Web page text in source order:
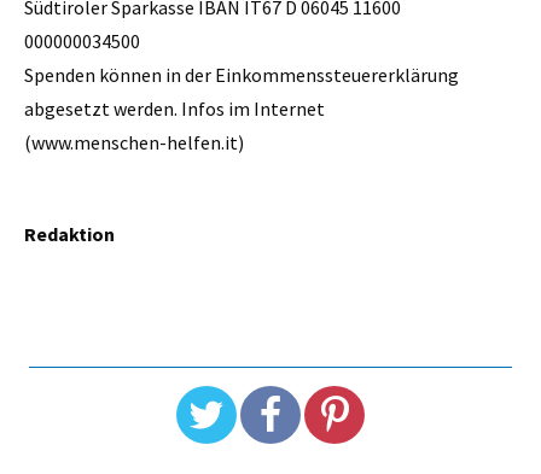
Südtiroler Sparkasse IBAN IT67 D 06045 11600
000000034500
Spenden können in der Einkommenssteuererklärung
abgesetzt werden. Infos im Internet
(www.menschen-helfen.it)
Redaktion